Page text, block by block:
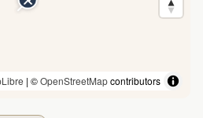
| ©OpenStreetMapcontributors